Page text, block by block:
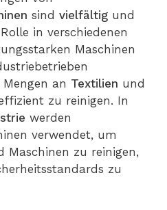
sind vielfältig und
in verschiedenen
Maschinen
an Textilien und
zu reinigen. In
werden
verwendet, um
Maschinen zu reinigen,
zu